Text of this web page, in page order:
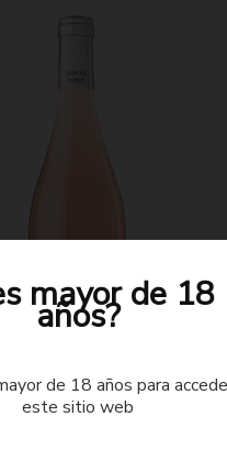
mayor de 18
años?
de 18 años para
este sitio web